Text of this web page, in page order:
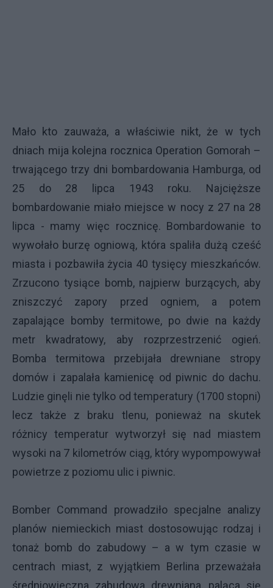
Mało kto zauważa, a właściwie nikt, że w tych
dniach mija kolejna rocznica Operation Gomorah –
trwającego trzy dni bombardowania Hamburga, od
25 do 28 lipca 1943 roku. Najcięższe
bombardowanie miało miejsce w nocy z 27 na 28
lipca - mamy więc rocznicę. Bombardowanie to
wywołało burzę ogniową, która spaliła dużą cześć
miasta i pozbawiła życia 40 tysięcy mieszkańców.
Zrzucono tysiące bomb, najpierw burzących, aby
zniszczyć zapory przed ogniem, a potem
zapalające bomby termitowe, po dwie na każdy
metr kwadratowy, aby rozprzestrzenić ogień.
Bomba termitowa przebijała drewniane stropy
domów i zapalała kamienicę od piwnic do dachu.
Ludzie ginęli nie tylko od temperatury (1700 stopni)
lecz także z braku tlenu, ponieważ na skutek
różnicy temperatur wytworzył się nad miastem
wysoki na 7 kilometrów ciąg, który wypompowywał
powietrze z poziomu ulic i piwnic.
Bomber Command prowadziło specjalne analizy
planów niemieckich miast dostosowując rodzaj i
tonaż bomb do zabudowy – a w tym czasie w
centrach miast, z wyjątkiem Berlina przeważała
średniowieczna zabudowa drewniana, paląca się